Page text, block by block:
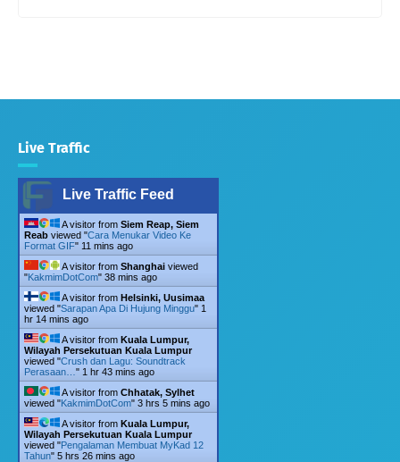
Live Traffic
Live Traffic Feed
A visitor from Siem Reap, Siem
Reab viewed "Cara Menukar Video Ke
Format GIF" 11 mins ago
A visitor from Shanghai viewed
"KakmimDotCom" 38 mins ago
A visitor from Helsinki, Uusimaa
viewed "Sarapan Apa Di Hujung Minggu" 1
hr 14 mins ago
A visitor from Kuala Lumpur,
Wilayah Persekutuan Kuala Lumpur
viewed "Crush dan Lagu: Soundtrack
Perasaan… " 1 hr 43 mins ago
A visitor from Chhatak, Sylhet
viewed "KakmimDotCom" 3 hrs 5 mins ago
A visitor from Kuala Lumpur,
Wilayah Persekutuan Kuala Lumpur
viewed "Pengalaman Membuat MyKad 12
Tahun" 5 hrs 26 mins ago